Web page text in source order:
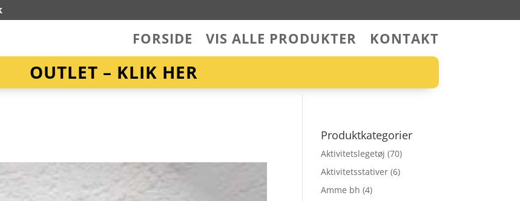
FORSIDE VIS ALLE PRODUKTER KONTAKT
OUTLET – KLIK HER
Produktkategorier
Aktivitetslegetøj (70)
Aktivitetsstativer (6)
Amme bh (4)